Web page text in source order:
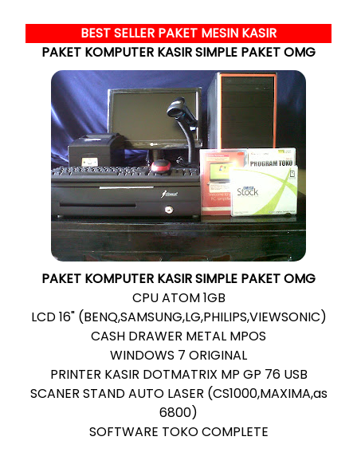
BEST SELLER PAKET MESIN KASIR
PAKET KOMPUTER KASIRSIMPLE PAKET OMG
PAKET KOMPUTER KASIRSIMPLE PAKET OMG
CPU ATOM 1GB
LCD 16" (BENQ,SAMSUNG,LG,PHILIPS,VIEWSONIC)
CASH DRAWER METAL MPOS
WINDOWS 7 ORIGINAL
PRINTER KASIR DOTMATRIX MP GP 76 USB
SCANER STAND AUTO LASER (CS1000,MAXIMA,as
6800)
SOFTWARE TOKO COMPLETE